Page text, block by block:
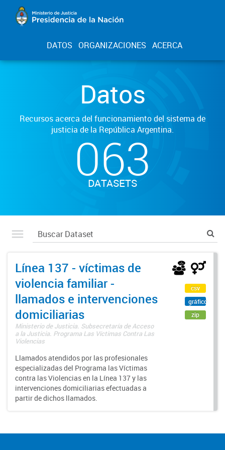
DATOS ORGANIZACIONES ACERCA
Datos
Recursos acerca del funcionamiento del sistema de
justicia de la República Argentina.
063
DATASETS
Línea 137 - víctimas de
violencia familiar -
llamados e intervenciones
domiciliarias
Ministerio de Justicia. Subsecretaría de Acceso
a la Justicia. Programa Las Víctimas Contra Las
Violencias
Llamados atendidos por las profesionales
especializadas del Programa las Víctimas
contra las Violencias en la Línea 137 y las
intervenciones domiciliarias efectuadas a
partir de dichos llamados.
csv
gráfico
zip